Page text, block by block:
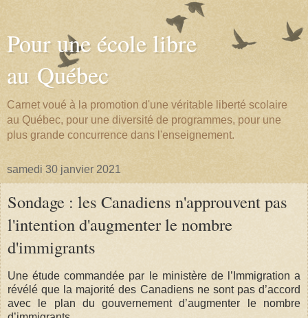
Pour une école libre
au Québec
Carnet voué à la promotion d'une véritable liberté scolaire
au Québec, pour une diversité de programmes, pour une
plus grande concurrence dans l'enseignement.
samedi 30 janvier 2021
Sondage : les Canadiens n'approuvent pas
l'intention d'augmenter le nombre
d'immigrants
Une étude commandée par le ministère de l’Immigration a
révélé que la majorité des Canadiens ne sont pas d’accord
avec le plan du gouvernement d’augmenter le nombre